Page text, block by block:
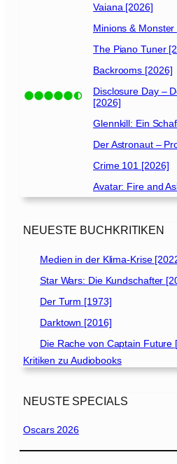
Vaiana [2026]
Minions & Monster
The Piano Tuner
Backrooms [2026]
Disclosure Day –
[2026]
Glennkill: Ein
Der Astronaut –
Crime 101 [2026]
Avatar: Fire and
NEUESTE BUCHKRITIKEN
Medien in der Klima-Krise
Star Wars: Die Kundschafter
Der Turm [1973]
Darktown [2016]
Die Rache von Captain Future
Kritiken zu Audiobooks
NEUSTE SPECIALS
Oscars 2026